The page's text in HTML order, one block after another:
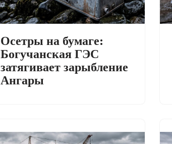
Осетры на бумаге:
Богучанская ГЭС
затягивает зарыбление
Ангары